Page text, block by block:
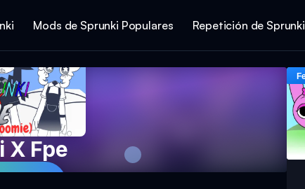
Mods de Sprunki Populares Repetición de Sprunki
X Fpe